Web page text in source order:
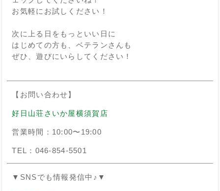
お気軽にお試しください！
次に上る日をもっといい日に
はじめての方も、ベテランさんも
ぜひ、遊びにいらしてください！
【お問い合わせ】
好日山荘さいか屋横須賀店
営業時間：10:00〜19:00
TEL：046-854-5501
▼SNSでも情報発信中♪▼